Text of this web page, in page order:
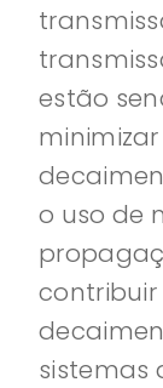
estão
o uso de
sistemas